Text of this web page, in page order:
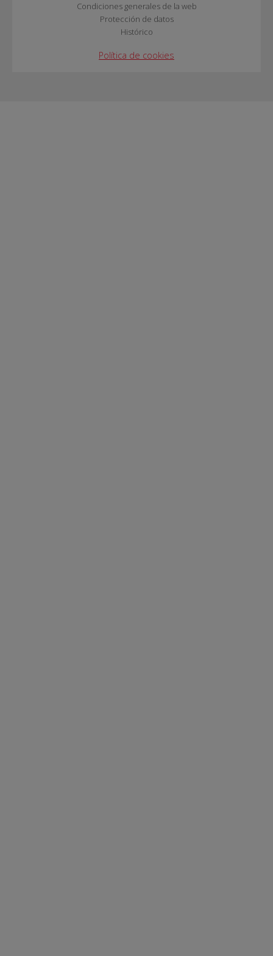
Condiciones generales de la web
Protección de datos
Histórico
Política de cookies